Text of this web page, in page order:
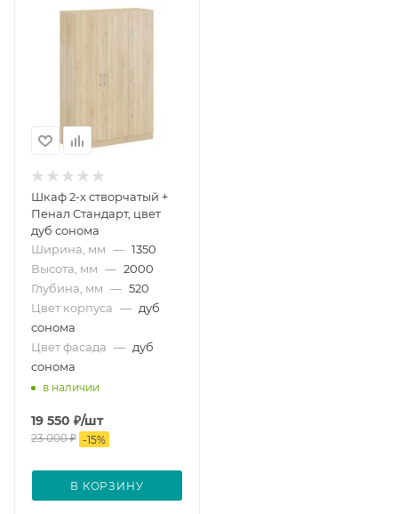
Шкаф 2-х створчатый +
Пенал Стандарт, цвет
дуб сонома
Ширина, мм — 1350
Высота, мм — 2000
Глубина, мм — 520
Цвет корпуса — дуб
сонома
Цвет фасада — дуб
сонома
в наличии
19 550 ₽/шт
23 000₽ -15%
В КОРЗИНУ